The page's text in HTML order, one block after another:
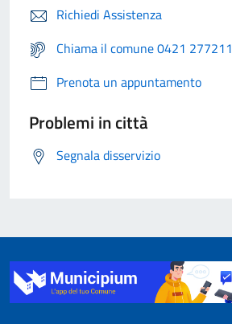
Richiedi Assistenza
Chiama il comune 0421 277211
Prenota un appuntamento
Problemi in città
Segnala disservizio